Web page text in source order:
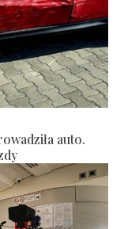
auto.